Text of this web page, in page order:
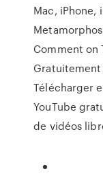
Mac,
Comment on
Gratuitement
Télécharger
YouTube
de vidéos